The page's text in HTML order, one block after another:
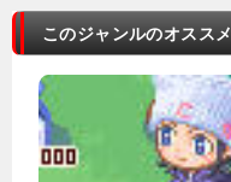
このジャンルのオススメ